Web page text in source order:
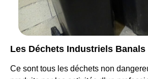
Les Déchets Industriels Banals
Ce sont tous les déchets non